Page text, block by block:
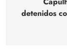
entradas
detenidos